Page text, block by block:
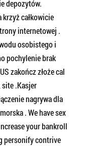
depozytów.
całkowicie
internetowej .
osobistego i
pochylenie brak
zakończ złoże cal
.Kasjer
nagrywa dla
. We have sex
your bankroll
personify contrive